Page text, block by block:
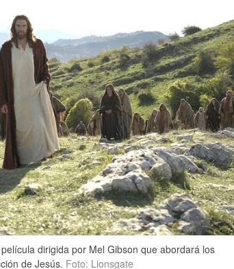
dirigida por Mel Gibson que abordará los
de Jesús. Foto: Lionsgate